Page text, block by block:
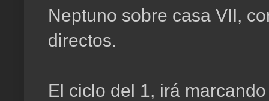
Neptuno sobre casa VII,
directos.
El ciclo del 1, irá